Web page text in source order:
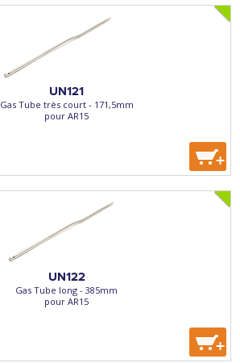
UN121
Gas Tube très court - 171,5mm
pour AR15
+
UN122
Gas Tube long - 385mm
pour AR15
+